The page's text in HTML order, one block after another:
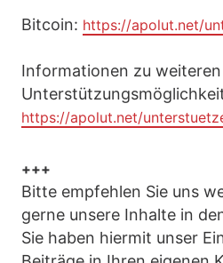
Bitcoin: https://apolut.net/
Informationen zu weiteren
https://apolut.net/
+++
Bitte empfehlen Sie uns
gerne unsere Inhalte in
Sie haben hiermit unser